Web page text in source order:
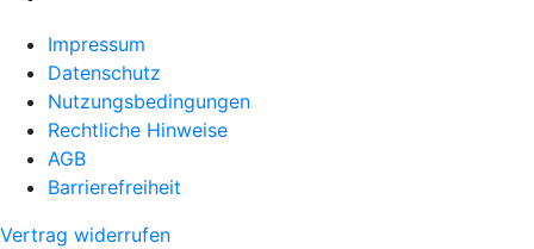
Impressum
Datenschutz
Nutzungsbedingungen
Rechtliche Hinweise
AGB
Barrierefreiheit
Vertrag widerrufen